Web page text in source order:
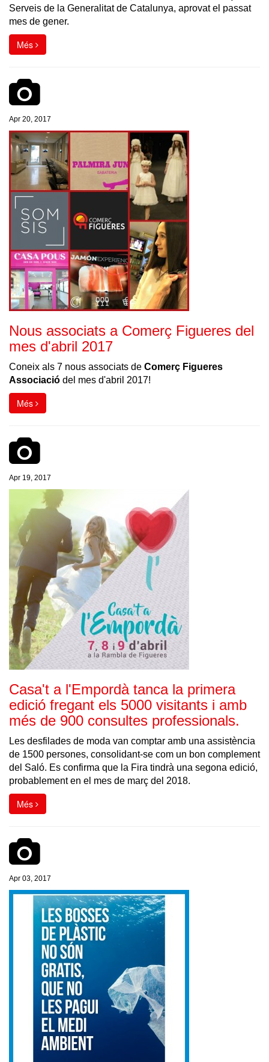
Serveis de la Generalitat de Catalunya, aprovat el passat
mes de gener.
Més
Apr 20, 2017
Nous associats a Comerç Figueres del
mes d'abril 2017
Coneix als 7 nous associats de Comerç Figueres
Associació del mes d'abril 2017!
Més
Apr 19, 2017
Casa't a l'Empordà tanca la primera
edició fregant els 5000 visitants i amb
més de 900 consultes professionals.
Les desfilades de moda van comptar amb una assistència
de 1500 persones, consolidant-se com un bon complement
del Saló. Es confirma que la Fira tindrà una segona edició,
probablement en el mes de març del 2018.
Més
Apr 03, 2017